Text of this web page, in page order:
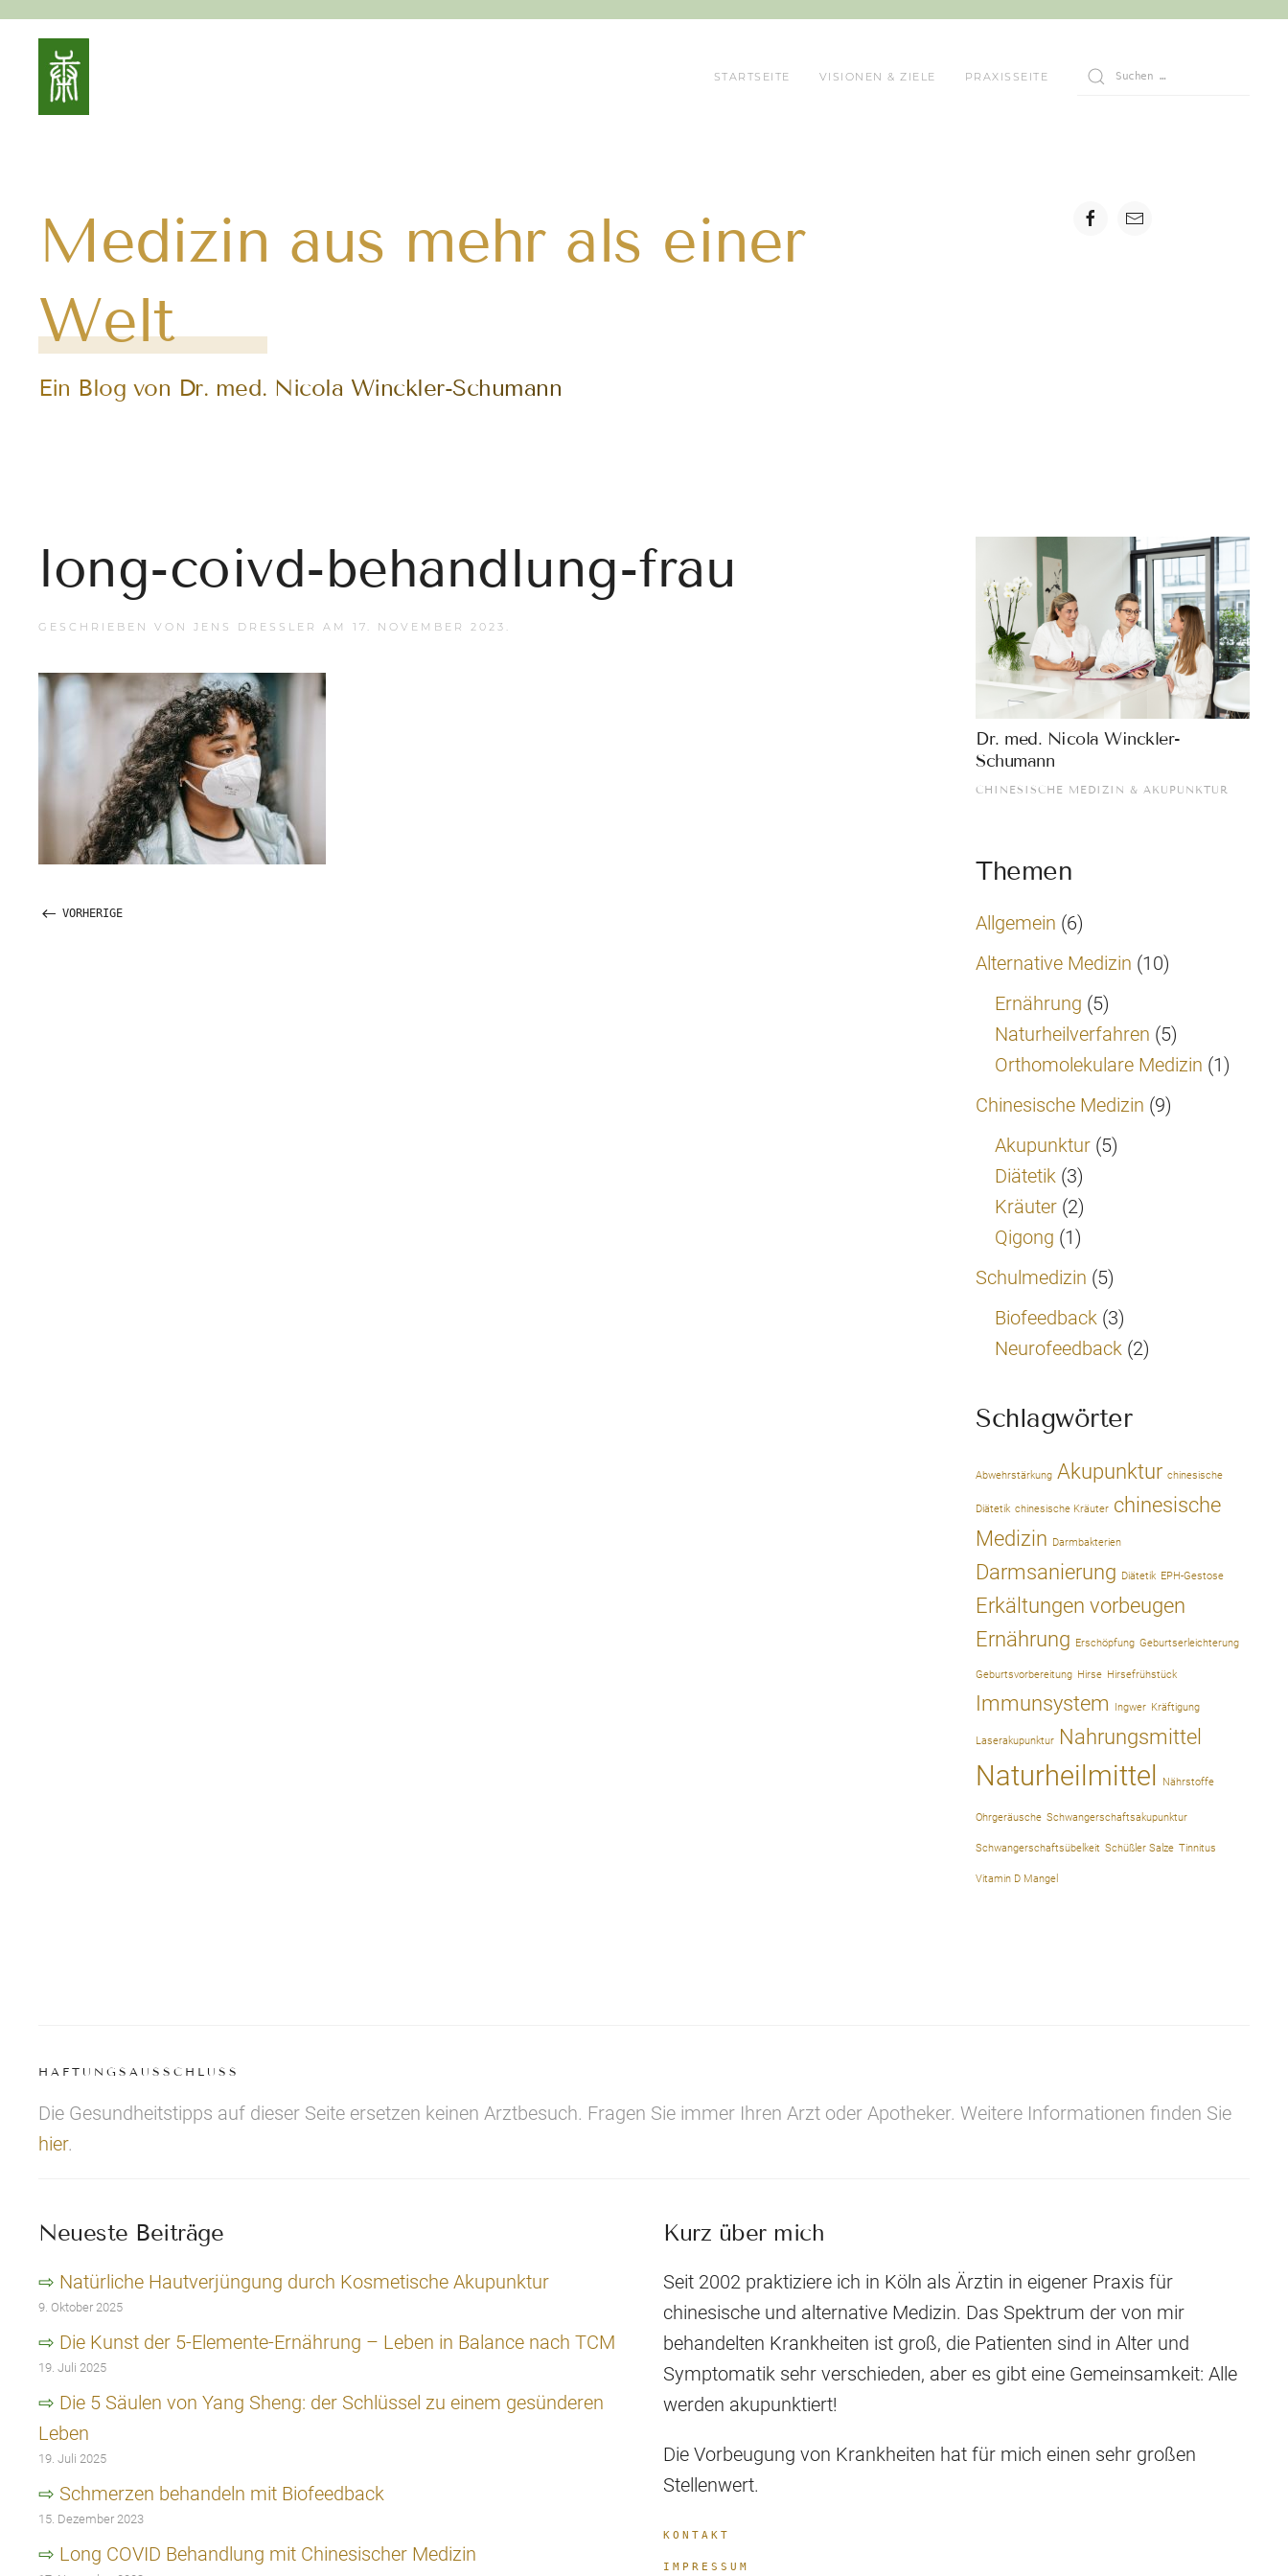
STARTSEITE VISIONEN & ZIELE PRAXISSEITE
Medizin aus mehr als einer
Welt
Ein Blog von Dr. med. Nicola Winckler-Schumann
long-coivd-behandlung-frau
GESCHRIEBEN VON JENS DRESSLER AM 17. NOVEMBER 2023
VORHERIGE
Dr. med. Nicola Winckler-
Schumann
CHINESISCHE MEDIZIN & AKUPUNKTUR
Themen
Allgemein (6)
Alternative Medizin (10)
Ernährung (5)
Naturheilverfahren (5)
Orthomolekulare Medizin (1)
Chinesische Medizin (9)
Akupunktur (5)
Diätetik (3)
Kräuter (2)
Qigong (1)
Schulmedizin (5)
Biofeedback (3)
Neurofeedback (2)
Schlagwörter
Abwehrstärkung Akupunktur chinesische
Diätetik chinesische Kräuter chinesische
Medizin Darmbakterien
Darmsanierung Diätetik EPH-Gestose
Erkältungen vorbeugen
Ernährung Erschöpfung Geburtserleichterung
Geburtsvorbereitung Hirse Hirsefrühstück
Immunsystem Ingwer Kräftigung
Laserakupunktur Nahrungsmittel
Naturheilmittel Nährstoffe
Ohrgeräusche Schwangerschaftsakupunktur
Schwangerschaftsübelkeit Schüßler Salze Tinnitus
Vitamin D Mangel
HAFTUNGSAUSSCHLUSS
Die Gesundheitstipps auf dieser Seite ersetzen keinen Arztbesuch. Fragen Sie immer Ihren Arzt oder Apotheker. Weitere Informationen finden Sie
hier.
Neueste Beiträge
Natürliche Hautverjüngung durch Kosmetische Akupunktur
9. Oktober 2025
Die Kunst der 5-Elemente-Ernährung – Leben in Balance nach TCM
19. Juli 2025
Die 5 Säulen von Yang Sheng: der Schlüssel zu einem gesünderen
Leben
19. Juli 2025
Schmerzen behandeln mit Biofeedback
15. Dezember 2023
Long COVID Behandlung mit Chinesischer Medizin
Kurz über mich
Seit 2002 praktiziere ich in Köln als Ärztin in eigener Praxis für
chinesische und alternative Medizin. Das Spektrum der von mir
behandelten Krankheiten ist groß, die Patienten sind in Alter und
Symptomatik sehr verschieden, aber es gibt eine Gemeinsamkeit: Alle
werden akupunktiert!
Die Vorbeugung von Krankheiten hat für mich einen sehr großen
Stellenwert.
KONTAKT
IMPRESSUM